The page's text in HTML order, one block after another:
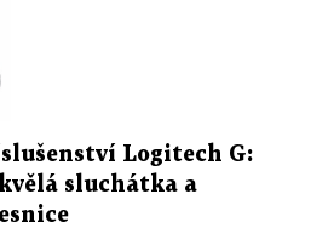
Logitech G:
sluchátka a